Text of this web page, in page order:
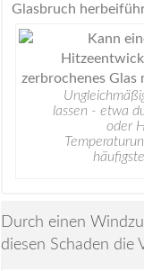
Glasbruch
lassen - etwa
oder
Durch einen
diesen Schaden die